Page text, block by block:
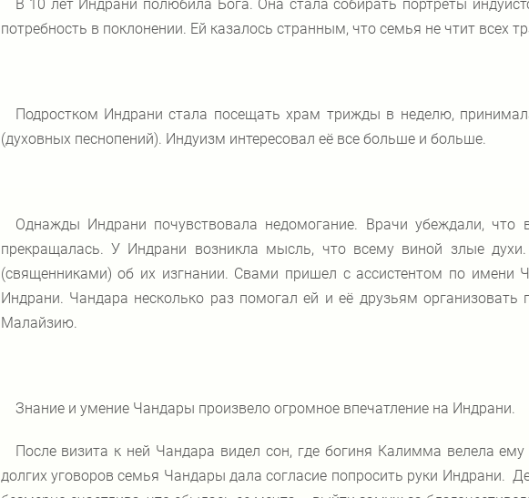
В 10 лет Индрани полюбила Бога. Она стала собирать портреты
потребность в поклонении. Ей казалось странным, что семья не чтит всех
Подростком Индрани стала посещать храм трижды в неделю,
(духовных песнопений). Индуизм интересовал её все больше и больше.
Однажды Индрани почувствовала недомогание. Врачи убеждали, что
прекращалась. У Индрани возникла мысль, что всему виной злые
(священниками) об их изгнании. Свами пришел с ассистентом по
Индрани. Чандара несколько раз помогал ей и её друзьям
Малайзию.
Знание и умение Чандары произвело огромное впечатление на Индрани.
После визита к ней Чандара видел сон, где богиня Калимма велела
долгих уговоров семья Чандары дала согласие попросить руки Индрани.